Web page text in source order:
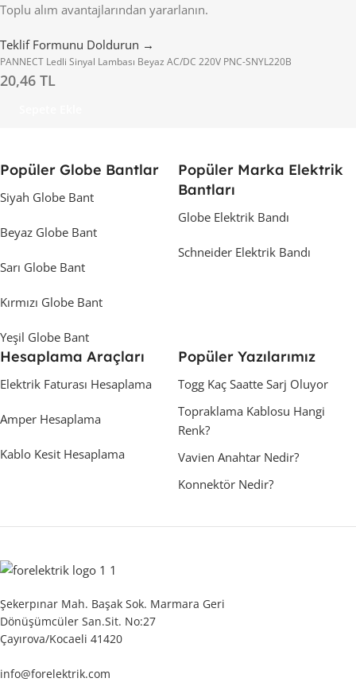
Toplu alım avantajlarından yararlanın.
Teklif Formunu Doldurun →
PANNECT Ledli Sinyal Lambası Beyaz AC/DC 220V PNC-SNYL220B
20,46 TL
Popüler Globe Bantlar
Siyah Globe Bant
Beyaz Globe Bant
Sarı Globe Bant
Kırmızı Globe Bant
Yeşil Globe Bant
Popüler Marka Elektrik
Bantları
Globe Elektrik Bandı
Schneider Elektrik Bandı
Hesaplama Araçları
Elektrik Faturası Hesaplama
Amper Hesaplama
Kablo Kesit Hesaplama
Popüler Yazılarımız
Togg Kaç Saatte Sarj Oluyor
Topraklama Kablosu Hangi
Renk?
Vavien Anahtar Nedir?
Konnektör Nedir?
Şekerpınar Mah. Başak Sok. Marmara Geri
Dönüşümcüler San.Sit. No:27
Çayırova/Kocaeli 41420
info@forelektrik.com